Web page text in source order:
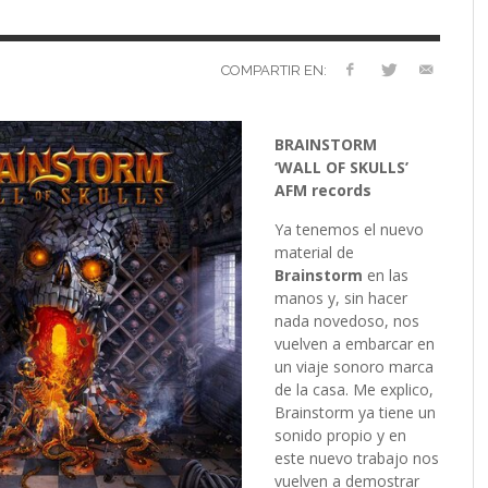
LIV KRISTINE – ‘RIVER OF DIAMONDS’
EN PROFUNDIDAD
GUTIÉRREZ, 11 MAYO, 2023
MUSICALES
ENTREVISTA CON MICHAEL HANSEN
GUTIÉRREZ, 13 ENERO, 2024
ESPAÑOL)
LIV KRISTINE – RIVER OF DIAMONDS,
PRIMERAS IMPRESIONES
CRIMINAL
29 AGOSTO, 2016
EL OCTAVO DIA: 8
3 DICIEMBRE, 2017
COMPARTIR EN:
BRAINSTORM
‘WALL OF SKULLS’
AFM records
Ya tenemos el nuevo
material de
Brainstorm en las
manos y, sin hacer
nada novedoso, nos
vuelven a embarcar en
un viaje sonoro marca
de la casa. Me explico,
Brainstorm ya tiene un
sonido propio y en
este nuevo trabajo nos
vuelven a demostrar